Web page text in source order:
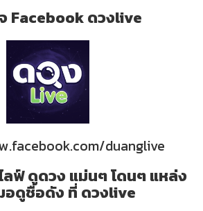
Facebook ดวงlive
duanglive
ฟ์ ดูดวง แม่นๆ โดนๆ แหล่ง
อดูชื่อดัง ที่ ดวงlive